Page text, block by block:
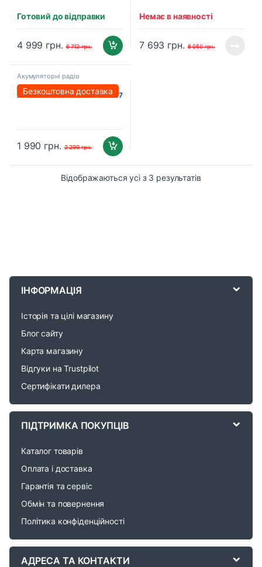
Готовий до відправки
4 999 грн. 6 712грн.
Немає в наявності
7 693 грн. 8 050грн.
Акумуляторні радіо
Безкоштовна доставка
Акумуляторна bluetooth
колонка PROFI-TEC YXDZ-007
1 990 грн. 2 299грн.
Відображаються усі з 3 результатів
C
ІНФОРМАЦІЯ
Історія та цілі магазину
Блог сайту
Карта магазину
Відгуки на Trustpilot
Сертифікати дилера
ПІДТРИМКА ПОКУПЦІВ
Каталог товарів
Оплата і доставка
Гарантія та сервіс
Обмін та повернення
Політика конфіденційності
АДРЕСА ТА КОНТАКТИ